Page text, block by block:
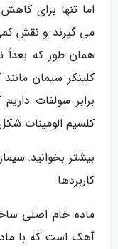
اما تنها برای
می گیرند و نقش
همان طور که بعداً
کلینکر سیمان
برابر سولفات
کلسیم الومینات
بیشتر بخوانید:
کاربردها
ماده خام اصلی
آهک است که با